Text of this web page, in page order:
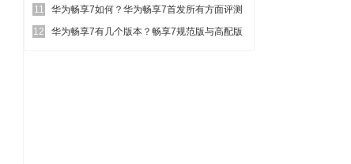
享7与畅享7...
11
华为畅享7如何？华为畅享7首发所有方面评测
图解
12
华为畅享7有几个版本？畅享7规范版与高配版